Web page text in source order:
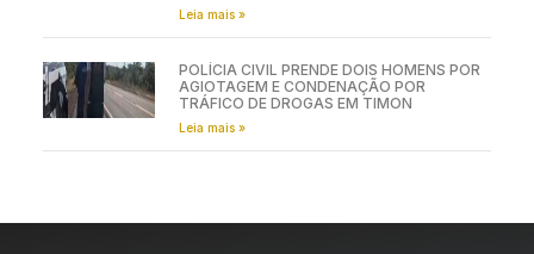
Leia mais »
POLÍCIA CIVIL PRENDE DOIS HOMENS POR
AGIOTAGEM E CONDENAÇÃO POR
TRÁFICO DE DROGAS EM TIMON
Leia mais »